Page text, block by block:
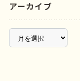
アーカイブ
ー